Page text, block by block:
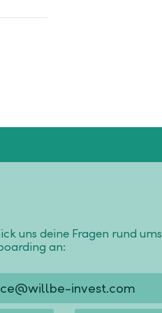
uns deine Fragen rund ums
an:
invest.com